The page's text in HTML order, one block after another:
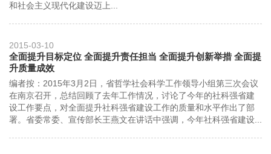
和社会主义现代化建设迈上...
2015-03-10
全面提升目标定位 全面提升责任担当 全面提升创新举措 全面提
升质量成效
编者按：2015年3月2日，省哲学社会科学工作领导小组第三次会议
在南京召开，总结回顾了去年工作情况，讨论了今年的社科强省建
设工作要点，对全面提升社科强省建设工作的质量和水平作出了部
署。省委常委、宣传部长王燕文在讲话中强调，今年社科强省建设...